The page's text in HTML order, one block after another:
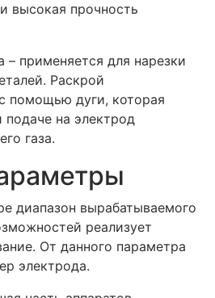
высокая прочность
– применяется для нарезки
Раскрой
помощью дуги, которая
на электрод
газа.
диапазон вырабатываемого
реализует
От данного параметра
электрода.